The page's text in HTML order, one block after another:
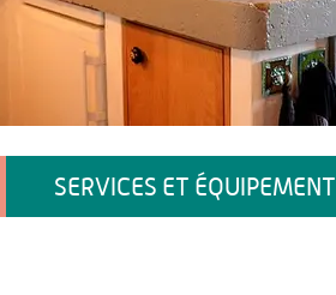
SERVICES ET ÉQUIPEMENT